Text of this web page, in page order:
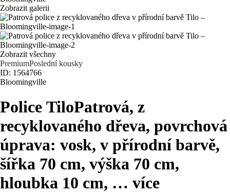
Zobrazit galerii
Zobrazit všechny
PremiumPoslední kousky
ID: 1564766
Bloomingville
Police TiloPatrová, z
recyklovaného dřeva, povrchová
úprava: vosk, v přírodní barvě,
šířka 70 cm, výška 70 cm,
hloubka 10 cm, … více